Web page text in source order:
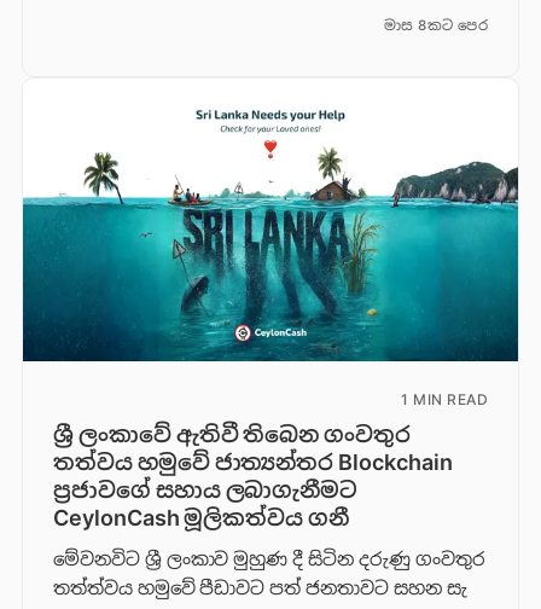
මාස 8කට පෙර
1 MIN READ
ශ්‍රී ලංකාවේ ඇතිවී තිබෙන ගංවතුර
තත්වය හමුවේ ජාත්‍යන්තර Blockchain
ප්‍රජාවගේ සහාය ලබාගැනීමට
CeylonCash මූලිකත්වය ග​නී
මේවනවිට ශ්‍රී ලංකාව මුහුණ දී සිටින දරුණු ගංවතුර
තත්ත්වය හමුවේ පීඩාවට පත් ජනතාවට සහන සැ